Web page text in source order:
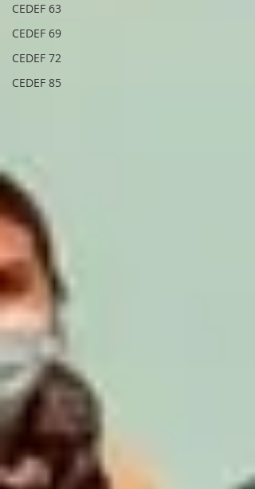
CEDEF 63
CEDEF 69
CEDEF 72
CEDEF 85